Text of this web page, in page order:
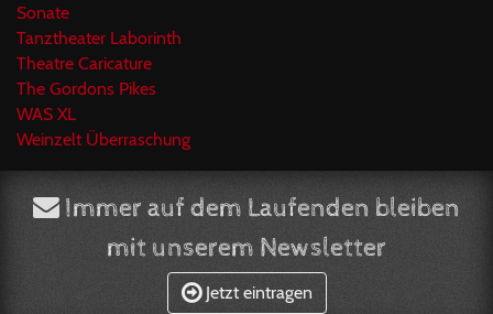
Sonate
Tanztheater Laborinth
Theatre Caricature
The Gordons Pikes
WAS XL
Weinzelt Überraschung
Immer auf dem Laufenden bleiben
mit unserem Newsletter
Jetzt eintragen